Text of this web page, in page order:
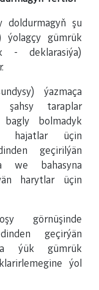
doldurmagyň şu
ýolagçy gümrük
­- deklarasiýa)
ýazmaça
şahsy taraplar
bolmadyk
hajatlar üçin
geçirilýän
we bahasyna
harytlar üçin
görnüşinde
geçirýän
ýük gümrük
ýol